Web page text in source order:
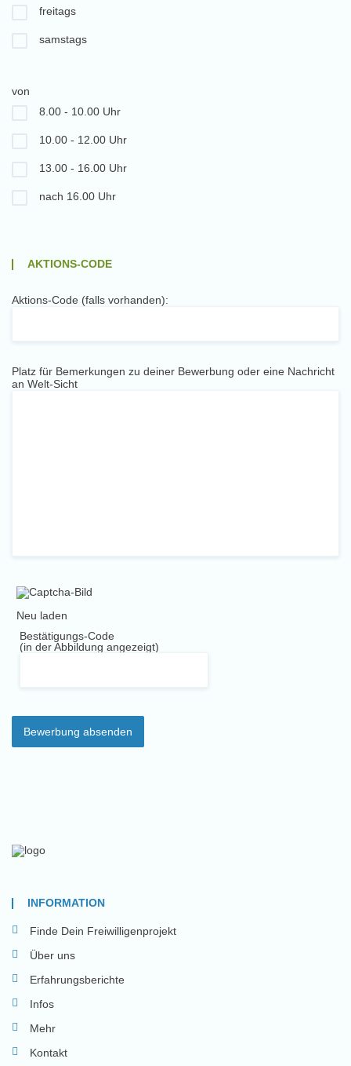
freitags
samstags
von
8.00 - 10.00 Uhr
10.00 - 12.00 Uhr
13.00 - 16.00 Uhr
nach 16.00 Uhr
AKTIONS-CODE
Aktions-Code (falls vorhanden):
Platz für Bemerkungen zu deiner Bewerbung oder eine Nachricht
an Welt-Sicht
Neu laden
Bestätigungs-Code
(in der Abbildung angezeigt)
Bewerbung absenden
INFORMATION
Finde Dein Freiwilligenprojekt
Über uns
Erfahrungsberichte
Infos
Mehr
Kontakt